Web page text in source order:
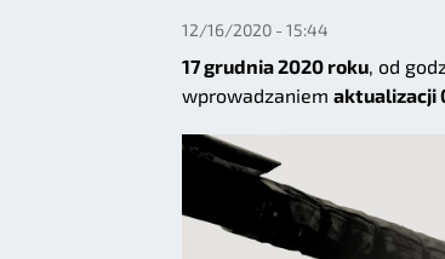
12/16/2020 - 15:44
17 grudnia 2020 roku, od
wprowadzaniem aktualizacji